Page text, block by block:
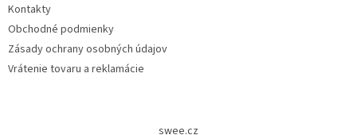
Kontakty
Obchodné podmienky
Zásady ochrany osobných údajov
Vrátenie tovaru a reklamácie
swee.cz